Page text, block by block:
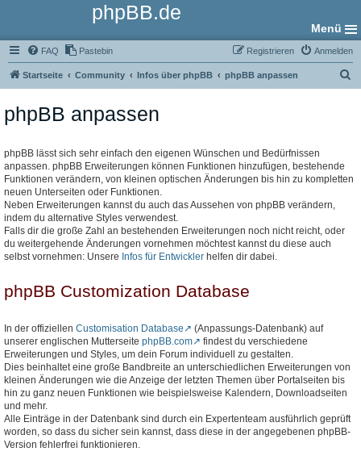
phpBB.de
Menü
FAQ Pastebin Anmelden
Registrieren
Startseite Community Infos über phpBB phpBB anpassen
phpBB anpassen
phpBB lässt sich sehr einfach den eigenen Wünschen und Bedürfnissen
anpassen. phpBB Erweiterungen können Funktionen hinzufügen, bestehende
Funktionen verändern, von kleinen optischen Änderungen bis hin zu kompletten
neuen Unterseiten oder Funktionen.
Neben Erweiterungen kannst du auch das Aussehen von phpBB verändern,
indem du alternative Styles verwendest.
Falls dir die große Zahl an bestehenden Erweiterungen noch nicht reicht, oder
du weitergehende Änderungen vornehmen möchtest kannst du diese auch
selbst vornehmen: Unsere Infos für Entwickler helfen dir dabei.
phpBB Customization Database
In der offiziellen Customisation Database
(Anpassungs-Datenbank) auf
unserer englischen Mutterseite phpBB.com
findest du verschiedene
Erweiterungen und Styles, um dein Forum individuell zu gestalten.
Dies beinhaltet eine große Bandbreite an unterschiedlichen Erweiterungen von
kleinen Änderungen wie die Anzeige der letzten Themen über Portalseiten bis
hin zu ganz neuen Funktionen wie beispielsweise Kalendern, Downloadseiten
und mehr.
Alle Einträge in der Datenbank sind durch ein Expertenteam ausführlich geprüft
worden, so dass du sicher sein kannst, dass diese in der angegebenen phpBB-
Version fehlerfrei funktionieren.